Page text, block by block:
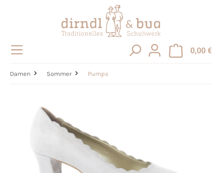
0,00 €
Damen Sommer Pumps